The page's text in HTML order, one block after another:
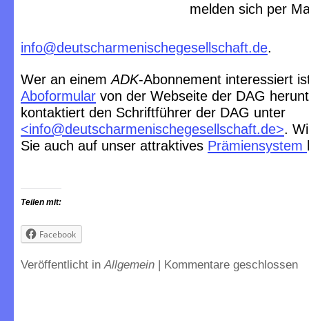
melden sich per
info@deutscharmenischegesellschaft.de.
Wer an einemADK-Abonnement interessiert
Aboformular von der Webseite der DAG
kontaktiert den Schriftführer der DAG unter
<info@deutscharmenischegesellschaft.de>.
Sie auch auf unser attraktives Prämiensystem
Teilen mit:
Facebook
Veröffentlicht inAllgemein | Kommentare geschlossen